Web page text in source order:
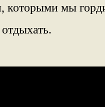
которыми мы